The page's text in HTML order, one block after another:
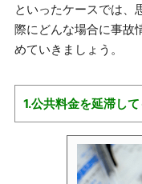
といったケースでは、
際にどんな場合に事故
めていきましょう。
1.公共料金を延滞し